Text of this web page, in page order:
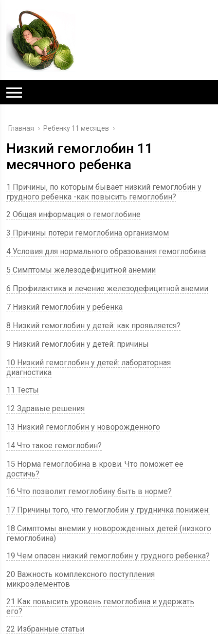
Главная › Ребенку 11 месяцев ›
Низкий гемоглобин 11
месячного ребенка
1 Причины, по которым бывает низкий гемоглобин у
грудного ребенка -как повысить гемоглобин?
2 Общая информация о гемоглобине
3 Причины потери гемоглобина организмом
4 Условия для нормального образования гемоглобина
5 Симптомы железодефицитной анемии
6 Профилактика и лечение железодефицитной анемии
7 Низкий гемоглобин у ребенка
8 Низкий гемоглобин у детей: как проявляется?
9 Низкий гемоглобин у детей: причины
10 Низкий гемоглобин у детей: лабораторная
диагностика
11 Тесты
12 Здравые решения
13 Низкий гемоглобин у новорожденного
14 Что такое гемоглобин?
15 Норма гемоглобина в крови. Что поможет ее
достичь?
16 Что позволит гемоглобину быть в норме?
17 Причины того, что гемоглобин у грудничка понижен:
18 Симптомы анемии у новорожденных детей (низкого
гемоглобина)
19 Чем опасен низкий гемоглобин у грудного ребенка?
20 Важность комплексного поступления
микроэлементов
21 Как повысить уровень гемоглобина и удержать
его?
22 Избранные статьи